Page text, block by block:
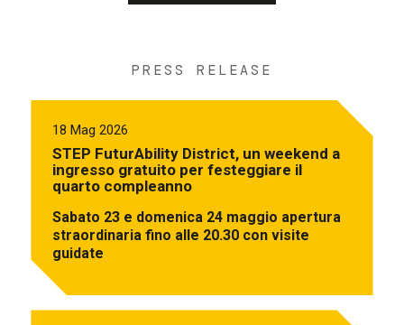
PRESS RELEASE
18 Mag 2026
STEP FuturAbility District, un weekend a
ingresso gratuito per festeggiare il
quarto compleanno
Sabato 23 e domenica 24 maggio apertura
straordinaria fino alle 20.30 con visite
guidate